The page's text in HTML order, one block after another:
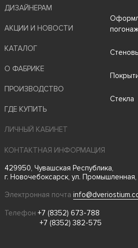
ДИЗАЙНЕРАМ
АКЦИИ И НОВОСТИ
КАТАЛОГ
О ФАБРИКЕ
ПРОИЗВОДСТВО
ГДЕ КУПИТЬ
Стекла
ЛИЧНЫЙ КАБИНЕТ
КОНТАКТНАЯ ИНФОРМАЦИЯ
429950, Чувашская Республика,
г. Новочебоксарск, ул.
Электронная почта
Телефон +7 (8352) 673-788
+7 (8352) 382-575